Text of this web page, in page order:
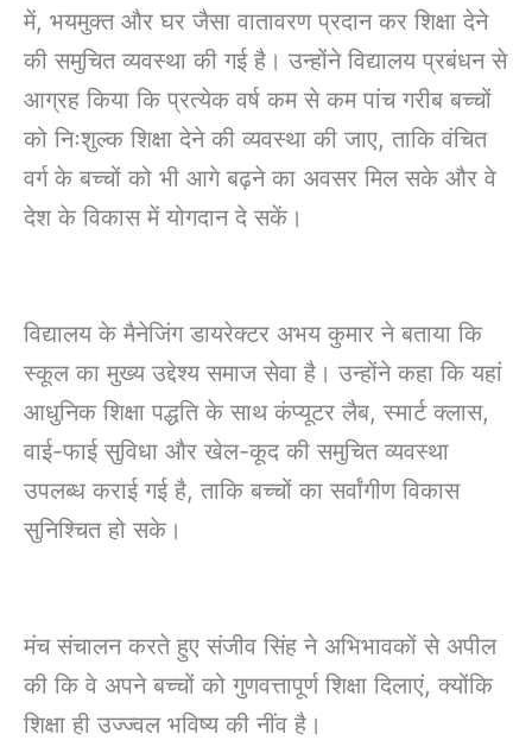
में, भयमुक्त और घर जैसा वातावरण प्रदान कर शिक्षा देने
की समुचित व्यवस्था की गई है। उन्होंने विद्यालय प्रबंधन से
आग्रह किया कि प्रत्येक वर्ष कम से कम पांच गरीब बच्चों
को निःशुल्क शिक्षा देने की व्यवस्था की जाए, ताकि वंचित
वर्ग के बच्चों को भी आगे बढ़ने का अवसर मिल सके और वे
देश के विकास में योगदान दे सकें।
विद्यालय के मैनेजिंग डायरेक्टर अभय कुमार ने बताया कि
स्कूल का मुख्य उद्देश्य समाज सेवा है। उन्होंने कहा कि यहां
आधुनिक शिक्षा पद्धति के साथ कंप्यूटर लैब, स्मार्ट क्लास,
वाई-फाई सुविधा और खेल-कूद की समुचित व्यवस्था
उपलब्ध कराई गई है, ताकि बच्चों का सर्वांगीण विकास
सुनिश्चित हो सके।
मंच संचालन करते हुए संजीव सिंह ने अभिभावकों से अपील
की कि वे अपने बच्चों को गुणवत्तापूर्ण शिक्षा दिलाएं, क्योंकि
शिक्षा ही उज्ज्वल भविष्य की नींव है।